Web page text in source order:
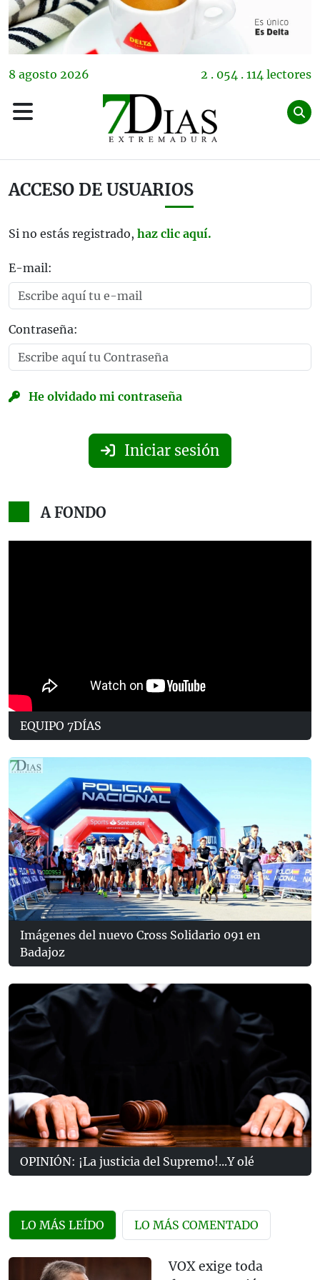
8 agosto 2026 2 . 054 . 114 lectores
ACCESO DE USUARIOS
Si no estás registrado, haz clic aquí.
E-mail:
Contraseña:
He olvidado mi contraseña
Iniciar sesión
A FONDO
EQUIPO 7DÍAS
Imágenes del nuevo Cross Solidario 091 en
Badajoz
OPINIÓN: ¡La justicia del Supremo!...Y olé
LO MÁS LEÍDO LO MÁS COMENTADO
VOX exige toda